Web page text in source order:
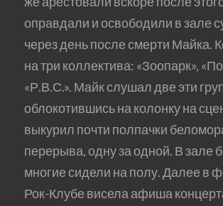
оправдали и освободили в зале
через день после смерти Майка.
на три коллектива: «Зоопарк»,
«Р.В.С.». Майк слушал две эти
облокотившись на колонку на
выкурил почти полпачки
перерыва, одну за одной. В зале
многие сидели на полу. Далее в
Рок-Клубе висела афиша